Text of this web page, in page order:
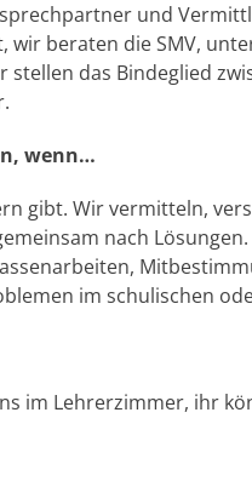
und
wir beraten die SMV,
das Bindeglied
wenn…
gibt. Wir vermitteln,
nach Lösungen.
im schulischen
im Lehrerzimmer, ihr